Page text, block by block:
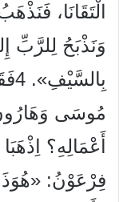
الْتَقَانَا،
وَنَذْبَحُ لِلرَّبِّ
مُوسَى
فِرْعَوْنُ: